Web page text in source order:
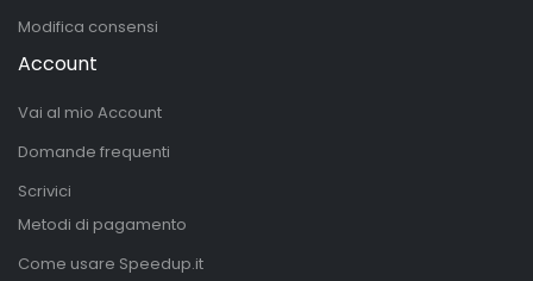
Modifica consensi
Account
Vai al mio Account
Domande frequenti
Scrivici
Metodi di pagamento
Come usare Speedup.it